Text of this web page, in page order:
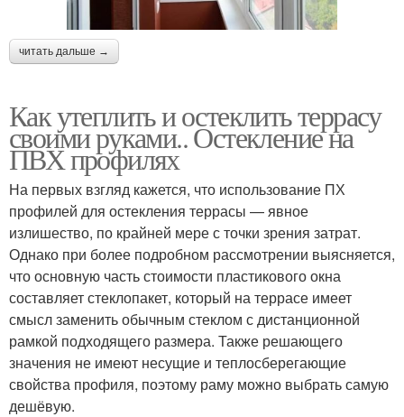
читать дальше →
Как утеплить и остеклить террасу
своими руками.. Остекление на
ПВХ профилях
На первых взгляд кажется, что использование ПХ
профилей для остекления террасы — явное
излишество, по крайней мере с точки зрения затрат.
Однако при более подробном рассмотрении выясняется,
что основную часть стоимости пластикового окна
составляет стеклопакет, который на террасе имеет
смысл заменить обычным стеклом с дистанционной
рамкой подходящего размера. Также решающего
значения не имеют несущие и теплосберегающие
свойства профиля, поэтому раму можно выбрать самую
дешёвую.